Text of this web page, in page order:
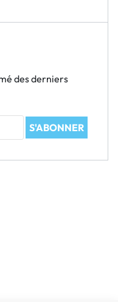
des derniers
S'ABONNER